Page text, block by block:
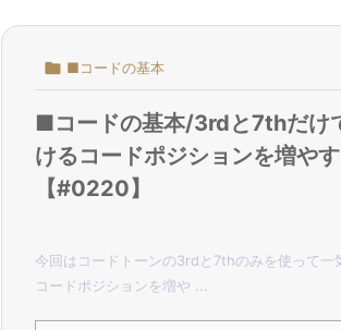
 ■コードの基本
■コードの基本/3rdと7thだけ
けるコードポジションを増やす
【#0220】
今回はコードトーンの3rdと7thのみを使って一
コードポジションを増や ...